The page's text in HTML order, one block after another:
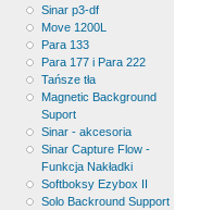
Sinar p3-df
Move 1200L
Para 133
Para 177 i Para 222
Tańsze tła
Magnetic Background
Suport
Sinar - akcesoria
Sinar Capture Flow -
Funkcja Nakładki
Softboksy Ezybox II
Solo Backround Support